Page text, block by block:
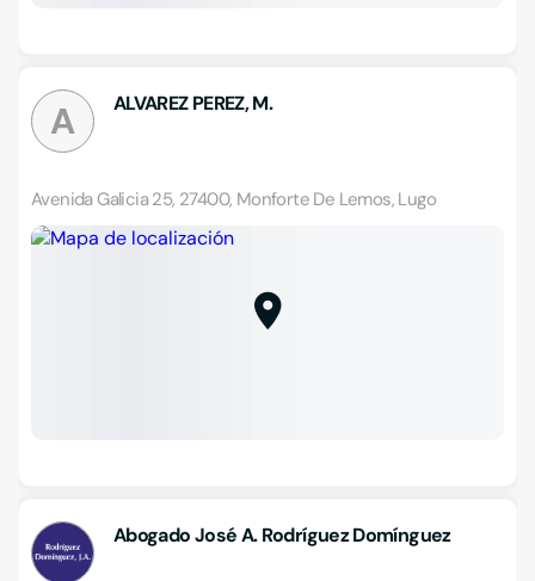
A ALVAREZ PEREZ, M.
Avenida Galicia 25, 27400, Monforte De Lemos, Lugo
Abogado José A. Rodríguez Domínguez